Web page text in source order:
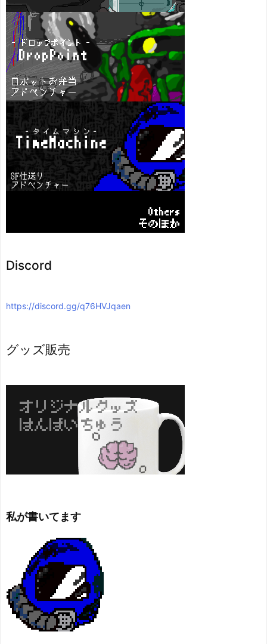
Discord
https://discord.gg/q76HVJqaen
グッズ販売
私が書いてます